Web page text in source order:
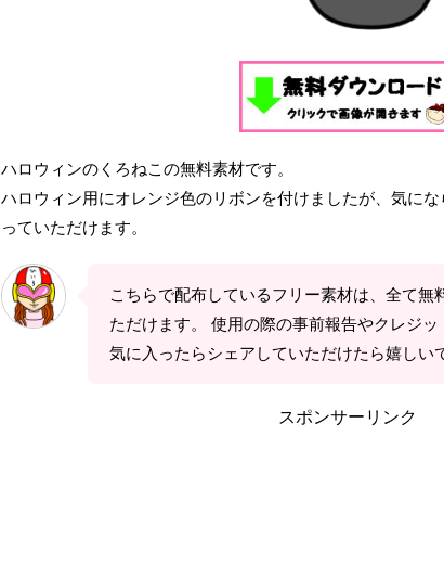
ハロウィンのくろねこの無料素材です。
ハロウィン用にオレンジ色のリボンを付けましたが、気に
っていただけます。
こちらで配布しているフリー素材は、全て無
ただけます。 使用の際の事前報告やクレジッ
気に入ったらシェアしていただけたら嬉しい
スポンサーリンク